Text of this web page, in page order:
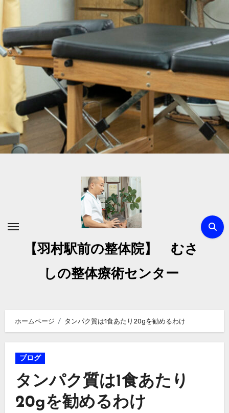
を
ス
【羽村駅前の整体院】 むさ
しの整体療術センター
ホームページ タンパク質は1食あたり20gを勧めるわけ
ブログ
タンパク質は1食あたり
20gを勧めるわけ